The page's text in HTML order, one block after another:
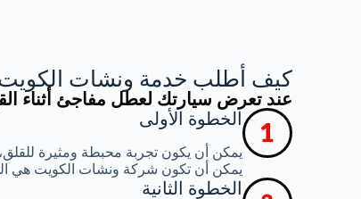
كيف أطلب خدمة ونشات الكويت
عند تعرض سيارتك لعطل مفاجئ أثناء
الخطوة الأولى
يمكن أن يكون تجربة محبطة ومثيرة
يمكن أن تكون شركة ونشات الكويت هي
الخطوة الثانية